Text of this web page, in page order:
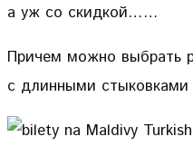
а уж со скидкой……
Причем можно выбрать
с длинными стыковками